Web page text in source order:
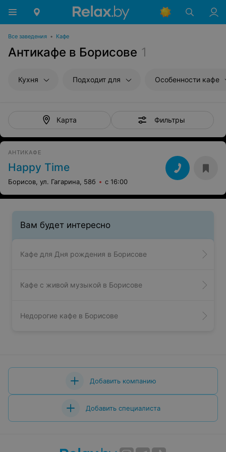
Все заведения • Кафе
Антикафе в Борисове 1
Кухня Подходит для Особенности кафе
Карта Фильтры
АНТИКАФЕ
Happy Time
Борисов, ул. Гагарина, 58б с 16:00
Вам будет интересно
Кафе для Дня рождения в Борисове
Кафе с живой музыкой в Борисове
Недорогие кафе в Борисове
Добавить компанию
Добавить специалиста